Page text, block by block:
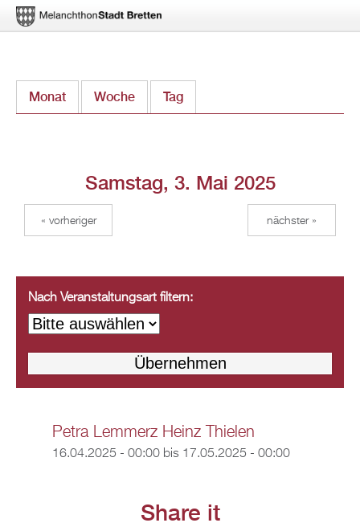
zum
Monat Woche Tag
Samstag, 3. Mai 2025
« vorheriger nächster »
Nach Veranstaltungsart filtern:
Petra Lemmerz Heinz Thielen
16.04.2025 - 00:00bis 17.05.2025 - 00:00
Share it